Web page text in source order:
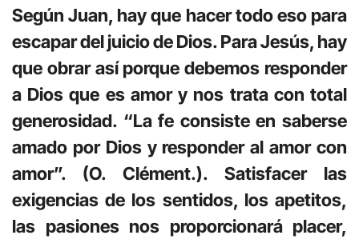
Según Juan, hay que hacer todo eso para
escapar del juicio de Dios. Para Jesús, hay
que obrar así porque debemos responder
a Dios que es amor y nos trata con total
generosidad. “La fe consiste en saberse
amado por Dios y responder al amor con
amor”. (O. Clément.). Satisfacer las
exigencias de los sentidos, los apetitos,
las pasiones nos proporcionará placer,